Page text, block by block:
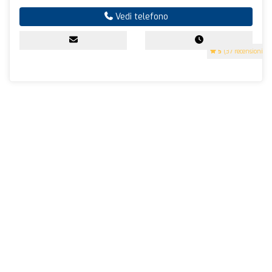
5 (37 recensioni)
Vedi telefono